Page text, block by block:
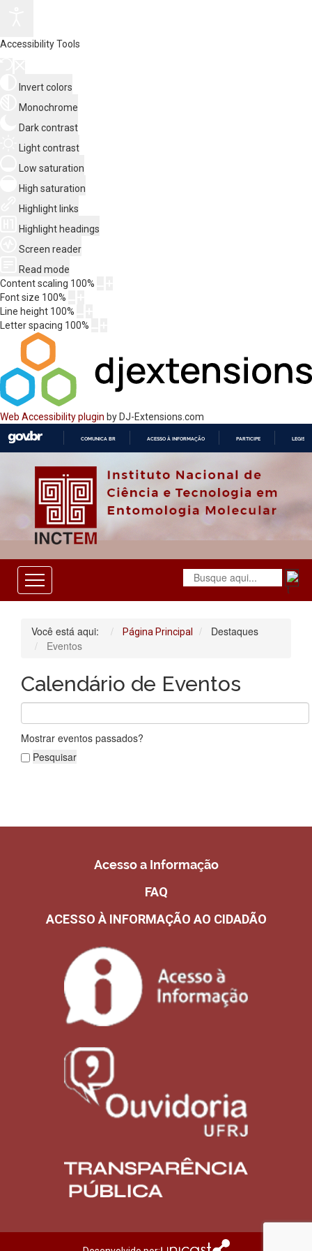
Accessibility Tools
Invert colors
Monochrome
Dark contrast
Light contrast
Low saturation
High saturation
Highlight links
Highlight headings
Screen reader
Read mode
Content scaling 100%
Font size 100%
Line height 100%
Letter spacing 100%
Web Accessibility plugin by DJ-Extensions.com
O
COMUNICA BR ACESSO À INFORMAÇÃO PARTICIPE
Você está aqui: Página Principal
Destaques
Eventos
Calendário de Eventos
Mostrar eventos passados?
Acesso a Informação
FAQ
ACESSO À INFORMAÇÃO AO CIDADÃO